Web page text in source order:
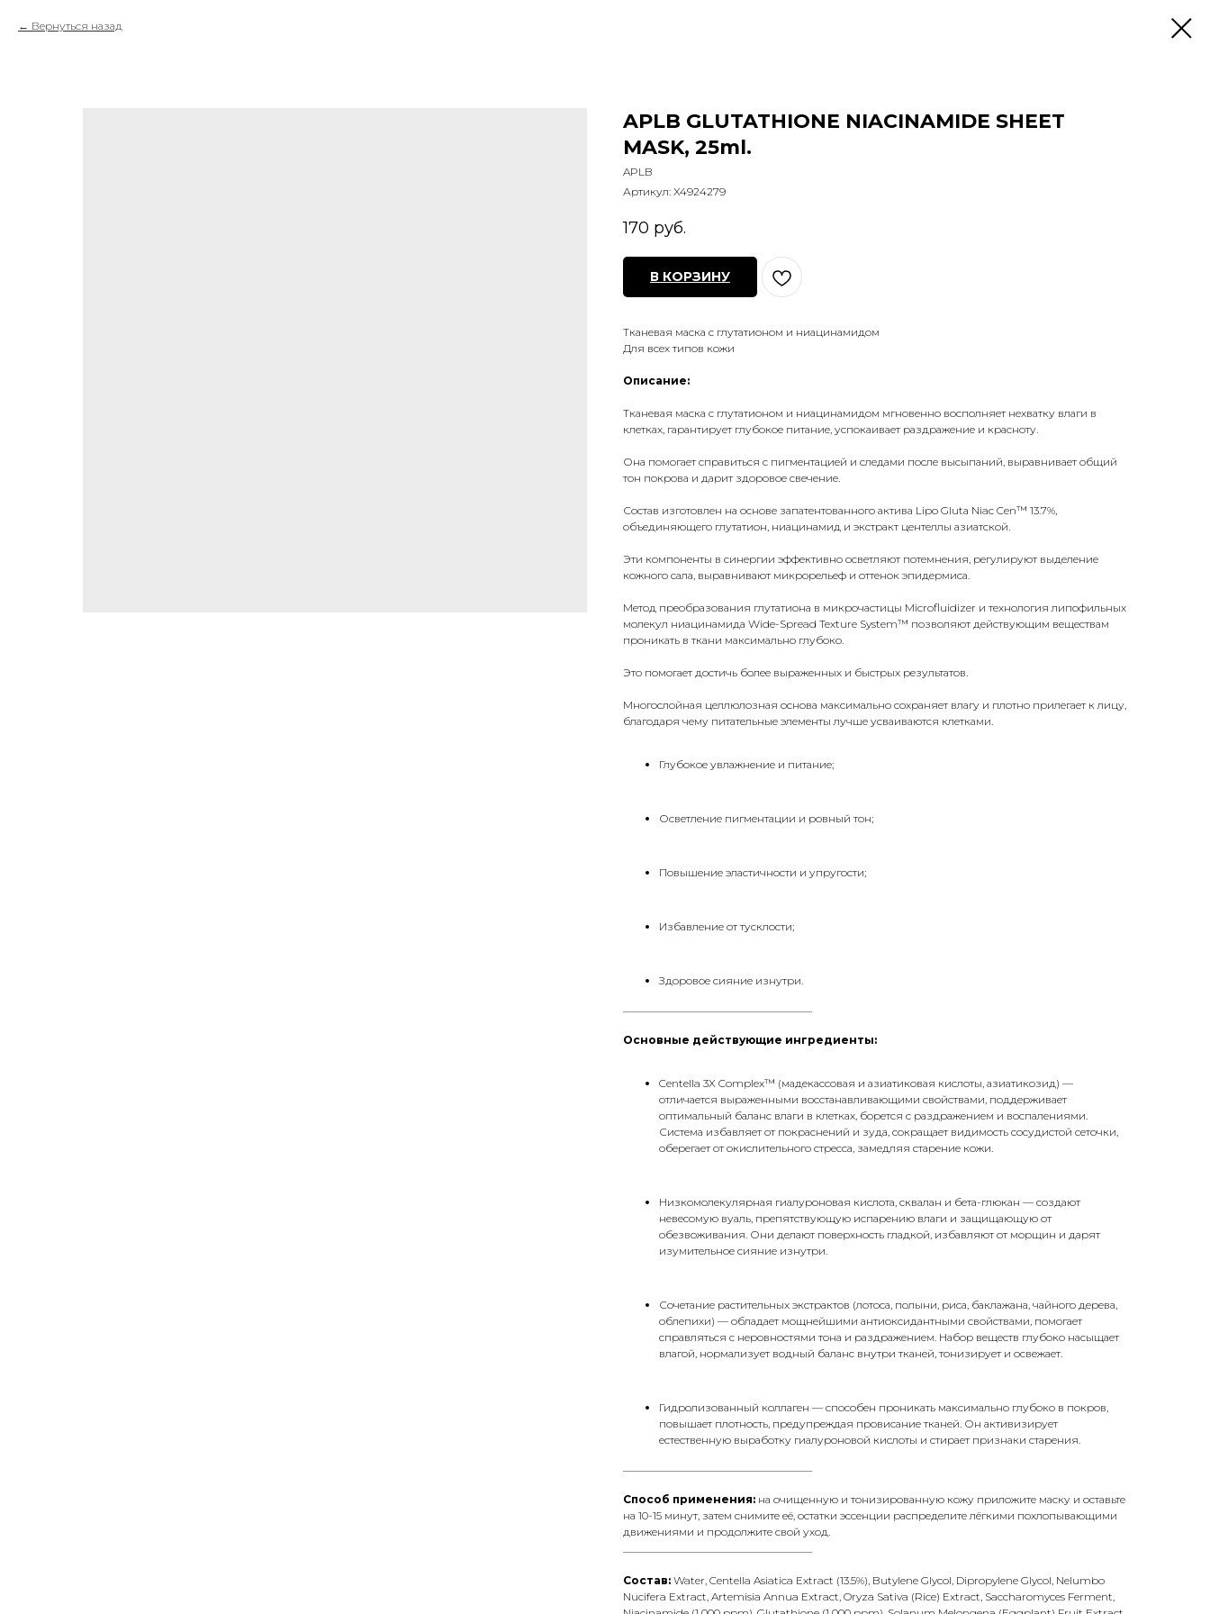
Вернуться назад
APLB GLUTATHIONE NIACINAMIDE SHEET
MASK, 25ml.
APLB
Артикул: X4924279
170 руб.
В КОРЗИНУ
Тканевая маска с глутатионом и ниацинамидом
Для всех типов кожи
Описание:
Тканевая маска с глутатионом и ниацинамидом мгновенно восполняет нехватку влаги в
клетках, гарантирует глубокое питание, успокаивает раздражение и красноту.
Она помогает справиться с пигментацией и следами после высыпаний, выравнивает общий
тон покрова и дарит здоровое свечение.
Состав изготовлен на основе запатентованного актива Lipo Glutа Niac Cen™ 13.7%,
объединяющего глутатион, ниацинамид и экстракт центеллы азиатской.
Эти компоненты в синергии эффективно осветляют потемнения, регулируют выделение
кожного сала, выравнивают микрорельеф и оттенок эпидермиса.
Метод преобразования глутатиона в микрочастицы Microfluidizer и технология липофильных
молекул ниацинамида Wide-Spread Texture System™ позволяют действующим веществам
проникать в ткани максимально глубоко.
Это помогает достичь более выраженных и быстрых результатов.
Многослойная целлюлозная основа максимально сохраняет влагу и плотно прилегает к лицу,
благодаря чему питательные элементы лучше усваиваются клетками.
Глубокое увлажнение и питание;
Осветление пигментации и ровный тон;
Повышение эластичности и упругости;
Избавление от тусклости;
Здоровое сияние изнутри.
Основные действующие ингредиенты:
Centella 3X Complex™ (мадекассовая и азиатиковая кислоты, азиатикозид) —
отличается выраженными восстанавливающими свойствами, поддерживает
оптимальный баланс влаги в клетках, борется с раздражением и воспалениями.
Система избавляет от покраснений и зуда, сокращает видимость сосудистой сеточки,
оберегает от окислительного стресса, замедляя старение кожи.
Низкомолекулярная гиалуроновая кислота, сквалан и бета-глюкан — создают
невесомую вуаль, препятствующую испарению влаги и защищающую от
обезвоживания. Они делают поверхность гладкой, избавляют от морщин и дарят
изумительное сияние изнутри.
Сочетание растительных экстрактов (лотоса, полыни, риса, баклажана, чайного дерева,
облепихи) — обладает мощнейшими антиоксидантными свойствами, помогает
справляться с неровностями тона и раздражением. Набор веществ глубоко насыщает
влагой, нормализует водный баланс внутри тканей, тонизирует и освежает.
Гидролизованный коллаген — способен проникать максимально глубоко в покров,
повышает плотность, предупреждая провисание тканей. Он активизирует
естественную выработку гиалуроновой кислоты и стирает признаки старения.
Способ применения: на очищенную и тонизированную кожу приложите маску и оставьте
на 10-15 минут, затем снимите её, остатки эссенции распределите лёгкими похлопывающими
движениями и продолжите свой уход.
Состав: Water, Centella Asiatica Extract (13.5%), Butylene Glycol, Dipropylene Glycol, Nelumbo
Nucifera Extract, Artemisia Annua Extract, Oryza Sativa (Rice) Extract, Saccharomyces Ferment,